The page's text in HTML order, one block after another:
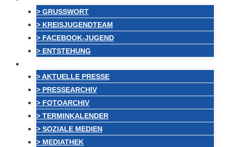
> GRUSSWORT
> KREISJUGENDTEAM
> FACEBOOK-JUGEND
> ENTSTEHUNG
> AKTUELLE PRESSE
> PRESSEARCHIV
> FOTOARCHIV
> TERMINKALENDER
> SOZIALE MEDIEN
> MEDIATHEK